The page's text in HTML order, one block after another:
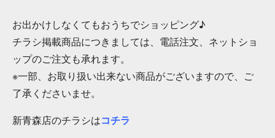
お出かけしなくてもおうちでショッピング♪
チラシ掲載商品につきましては、電話注文、ネットショ
ップのご注文も承れます。
※一部、お取り扱い出来ない商品がございますので、ご
了承くださいませ。
新青森店のチラシはコチラ